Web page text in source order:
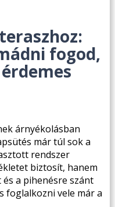
fogod,
árnyékolásban
már túl sok a
rendszer
biztosít, hanem
a pihenésre szánt
foglalkozni vele már a